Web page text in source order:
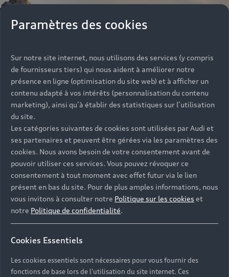
Les avantages de
l’électromobilité Audi
Paramètres des cookies
Sur notre site internet, nous utilisons des services (y compris
de fournisseurs tiers) qui nous aident à améliorer notre
présence en ligne (optimisation du site web) et à afficher un
contenu adapté à vos intérêts (personnalisation du contenu
marketing), ainsi qu’à établir des statistiques sur l’utilisation
du site.
Les catégories suivantes de cookies sont utilisées par Audi et
ses partenaires et peuvent être gérées via les paramètres des
cookies. Nous avons besoin de votre consentement avant de
pouvoir utiliser ces services. Vous pouvez révoquer ce
consentement à tout moment avec effet futur via le lien
présent en bas du site. Pour de plus amples informations, nous
vous invitons à consulter notre Politique sur les cookies et
notre Politique de confidentialité.
Cookies Essentiels
Les cookies essentiels sont nécessaires pour vous fournir des
fonctions de base lors de l'utilisation du site internet. Ces